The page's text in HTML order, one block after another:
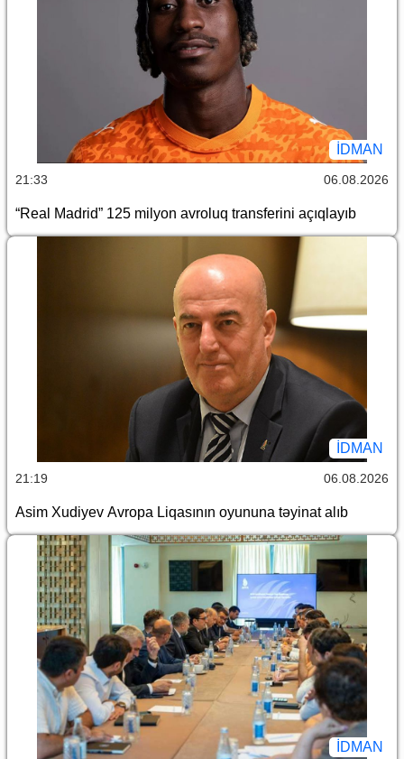
İDMAN
21:33 06.08.2026
“Real Madrid” 125 milyon avroluq transferini açıqlayıb
İDMAN
21:19 06.08.2026
Asim Xudiyev Avropa Liqasının oyununa təyinat alıb
İDMAN